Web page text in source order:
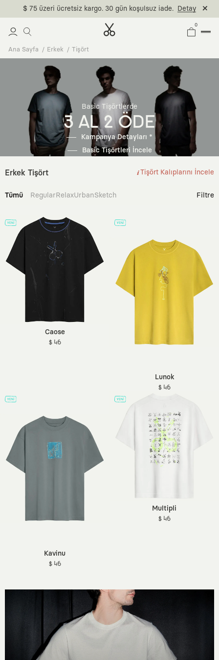
$ 75 üzeri ücretsiz kargo. 30 gün koşulsuz iade. Detay
0
Ana Sayfa Erkek Tişört
Basic Tişörtlerde
3 AL 2 ÖDE
Kampanya Detayları *
Basic Tişörtleri İncele
Erkek Tişört Tişört Kalıplarını İncele
Tümü RegularRelaxUrbanSketch Filtre
Caose
$ 46
Lunok
$ 46
Kavinu
$ 46
Multipli
$ 46